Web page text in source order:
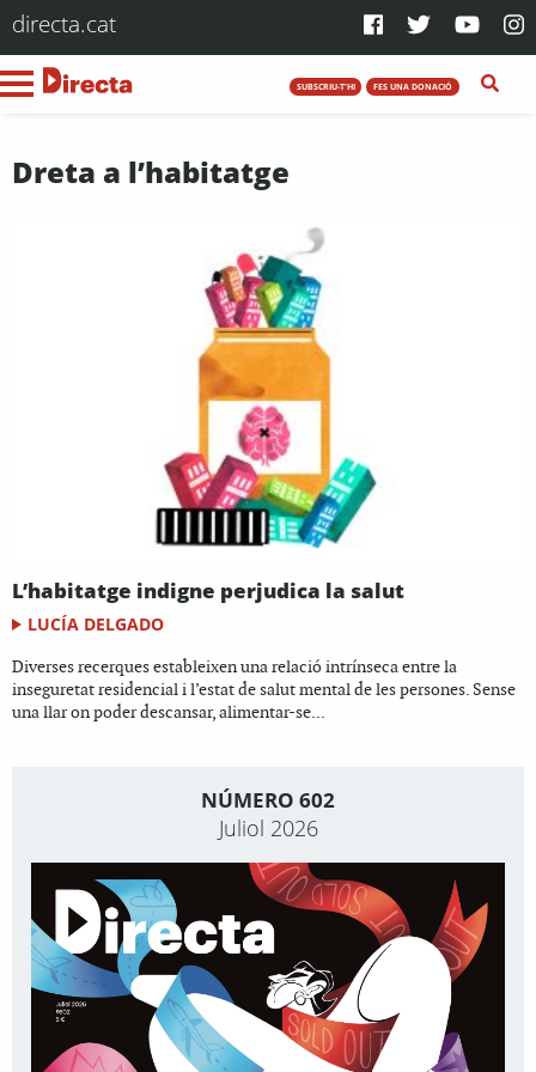
directa.cat
SUBSCRIU-T'HI FES UNA DONACIÓ
Dreta a l’habitatge
L’habitatge indigne perjudica la salut
LUCÍA DELGADO
Diverses recerques estableixen una relació intrínseca entre la
inseguretat residencial i l’estat de salut mental de les persones. Sense
una llar on poder descansar, alimentar-se...
NÚMERO 602
Juliol 2026